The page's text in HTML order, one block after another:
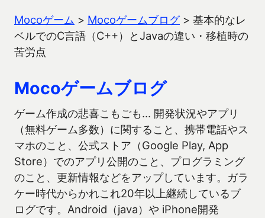
Mocoゲーム > Mocoゲームブログ> 基本的なレ
ベルでのC言語（C++）とJavaの違い・移植時の
苦労点
Mocoゲームブログ
ゲーム作成の悲喜こもごも… 開発状況やアプリ
（無料ゲーム多数）に関すること、携帯電話やス
マホのこと、公式ストア（Google Play, App
Store）でのアプリ公開のこと、プログラミング
のこと、更新情報などをアップしています。ガラ
ケー時代からかれこれ20年以上継続しているブ
ログです。Android（java）や iPhone開発